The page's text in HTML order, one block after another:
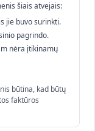
šiais atvejais:
jie buvo surinkti.
pagrindo.
nėra įtikinamų
būtina, kad būtų
faktūros